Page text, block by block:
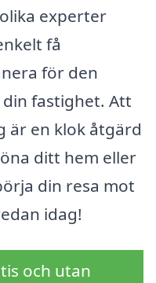
experter
få
för den
fastighet. Att
är en klok åtgärd
ditt hem eller
din resa mot
idag!
och utan